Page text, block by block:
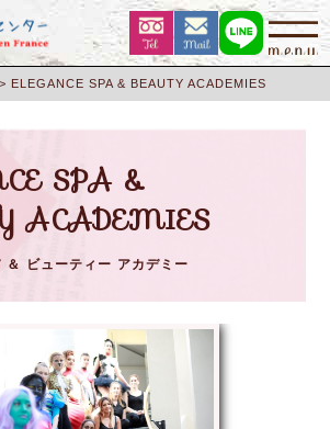
> ELEGANCE SPA & BEAUTY ACADEMIES
SPA &
ACADEMIES
＆ ビューティー アカデミー